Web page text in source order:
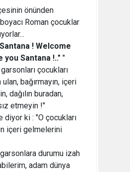
önünden
Roman çocuklar
! Welcome
you Santana !.." "
çocukları
bağırmayın, içeri
dağılın buradan,
etmeyin !"
diyor ki : "O çocukları
içeri gelmelerini
durumu izah
adam dünya